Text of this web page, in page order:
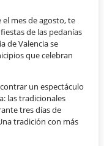
el mes de agosto, te
de las pedanías
de Valencia se
que celebran
un espectáculo
las tradicionales
tres días de
tradición con más